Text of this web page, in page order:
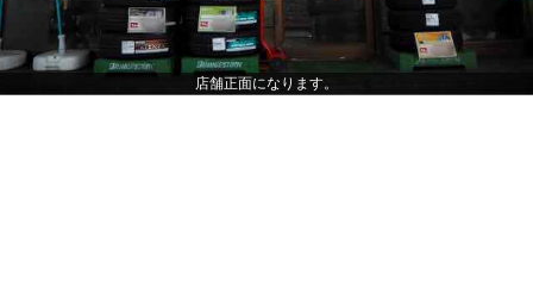
店舗正面になります。